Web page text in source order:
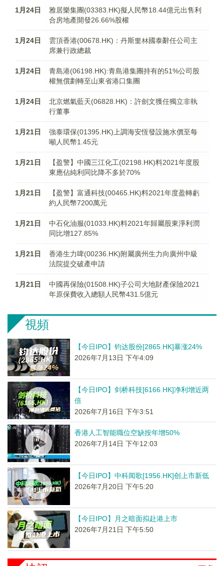
1月24日
雅居樂集團(03383.HK)擬人民幣18.44億元出售利
合房地產開發26.66%股權
1月24日
雲頂香港(00678.HK)：丹斯里林國泰辭任公司主
席兼行政總裁
1月24日
青島港(06198.HK):青島港集團持有的51%公司股
權無償劃轉至山東省港口集團
1月24日
北京燃氣藍天(06828.HK)：許劍文獲任獨立非執
行董事
1月21日
強泰環保(01395.HK)上調海安恆發設施水價至每
噸人民幣1.45元
1月21日
【盈警】中國三江化工(02198.HK)料2021年度股
東應佔純利同比降不多於70%
1月21日
【盈警】富通科技(00465.HK)料2021年度盈轉虧
約人民幣7200萬元
1月21日
中石化油服(01033.HK)料2021年歸屬股東淨利潤
同比增127.85%
1月21日
香港生力啤(00236.HK)附屬廣州生力向廣州中級
法院提交破產申請
1月21日
中國再保險(01508.HK)子公司大地財產保險2021
年原保費收入總額人民幣431.5億元
視頻
【今日IPO】钧达股份[2865.HK]暴涨24%
2026年7月13日 下午4:09
【今日IPO】剑桥科技[6166.HK]净利增近两
倍
2026年7月16日 下午3:51
香港人工智能職位空缺按年增50%
2026年7月14日 下午12:03
【今日IPO】中科闻歌[1956.HK]创上市新低
2026年7月20日 下午5:20
【今日IPO】月之暗面拟赴港上市
2026年7月21日 下午5:50